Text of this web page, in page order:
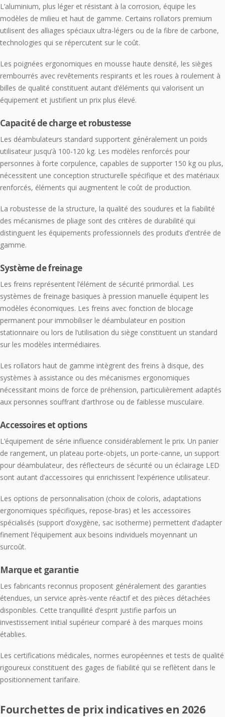
L’aluminium, plus léger et résistant à la corrosion, équipe les
modèles de milieu et haut de gamme. Certains rollators premium
utilisent des alliages spéciaux ultra-légers ou de la fibre de carbone,
technologies qui se répercutent sur le coût.
Les poignées ergonomiques en mousse haute densité, les sièges
rembourrés avec revêtements respirants et les roues à roulement à
billes de qualité constituent autant d’éléments qui valorisent un
équipement et justifient un prix plus élevé.
Capacité de charge et robustesse
Les déambulateurs standard supportent généralement un poids
utilisateur jusqu’à 100-120 kg. Les modèles renforcés pour
personnes à forte corpulence, capables de supporter 150 kg ou plus,
nécessitent une conception structurelle spécifique et des matériaux
renforcés, éléments qui augmentent le coût de production.
La robustesse de la structure, la qualité des soudures et la fiabilité
des mécanismes de pliage sont des critères de durabilité qui
distinguent les équipements professionnels des produits d’entrée de
gamme.
Système de freinage
Les freins représentent l’élément de sécurité primordial. Les
systèmes de freinage basiques à pression manuelle équipent les
modèles économiques. Les freins avec fonction de blocage
permanent pour immobiliser le déambulateur en position
stationnaire ou lors de l’utilisation du siège constituent un standard
sur les modèles intermédiaires.
Les rollators haut de gamme intègrent des freins à disque, des
systèmes à assistance ou des mécanismes ergonomiques
nécessitant moins de force de préhension, particulièrement adaptés
aux personnes souffrant d’arthrose ou de faiblesse musculaire.
Accessoires et options
L’équipement de série influence considérablement le prix. Un panier
de rangement, un plateau porte-objets, un porte-canne, un support
pour déambulateur, des réflecteurs de sécurité ou un éclairage LED
sont autant d’accessoires qui enrichissent l’expérience utilisateur.
Les options de personnalisation (choix de coloris, adaptations
ergonomiques spécifiques, repose-bras) et les accessoires
spécialisés (support d’oxygène, sac isotherme) permettent d’adapter
finement l’équipement aux besoins individuels moyennant un
surcoût.
Marque et garantie
Les fabricants reconnus proposent généralement des garanties
étendues, un service après-vente réactif et des pièces détachées
disponibles. Cette tranquillité d’esprit justifie parfois un
investissement initial supérieur comparé à des marques moins
établies.
Les certifications médicales, normes européennes et tests de qualité
rigoureux constituent des gages de fiabilité qui se reflètent dans le
positionnement tarifaire.
Fourchettes de prix indicatives en 2026